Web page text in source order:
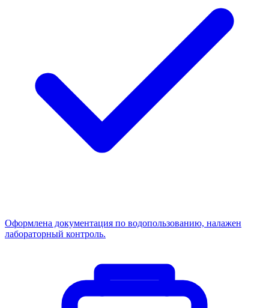
Оформлена документация по водопользованию, налажен
лабораторный контроль.